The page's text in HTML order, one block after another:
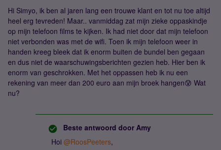
Hi Simyo, ik ben al jaren lang een trouwe klant en tot nu toe altijd
heel erg tevreden! Maar.. vanmiddag zat mijn zieke oppaskindje
op mijn telefoon films te kijken. Ik had niet door dat mijn telefoon
niet verbonden was met de wifi. Toen ik mijn telefoon weer in
handen kreeg bleek dat ik enorm buiten de bundel ben gegaan
en dus niet de waarschuwingsberichten gezien heb. Hier ben ik
enorm van geschrokken. Met het oppassen heb ik nu een
rekening van meer dan 200 euro aan mijn broek hangen😰 Wat
nu?
Beste antwoord door Amy
Hoi @RoosPeeters,